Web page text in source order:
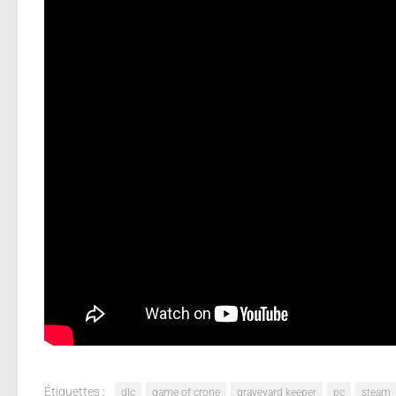
mystérieuse de votre prédécesseur et participez à
Étiquettes : dlc game of crone graveyard keeper pc steam